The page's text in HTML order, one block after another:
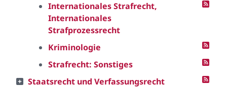
Internationales Strafrecht,
Internationales
Strafprozessrecht
Kriminologie
Strafrecht: Sonstiges
Staatsrecht und Verfassungsrecht